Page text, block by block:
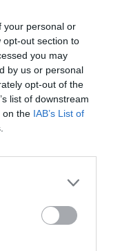
your personal or
opt-out section to
you may
by us or personal
opt-out of the
list of downstream
on the IAB’s List of